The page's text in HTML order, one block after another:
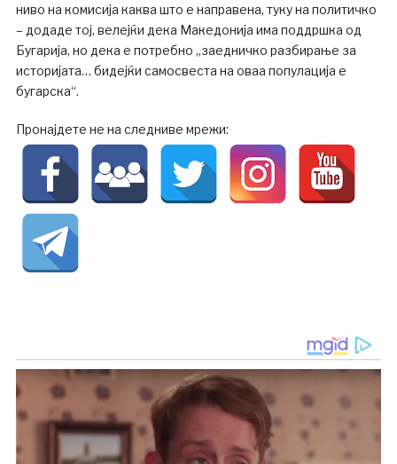
ниво на комисија каква што е направена, туку на политичко
– додаде тој, велејќи дека Македонија има поддршка од
Бугарија, но дека е потребно „заедничко разбирање за
историјата… бидејќи самосвеста на оваа популација е
бугарска“.
Пронајдете не на следниве мрежи: